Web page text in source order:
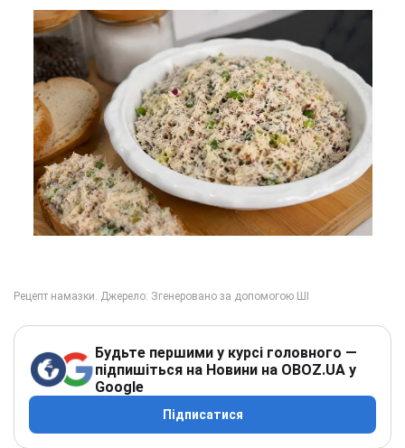
Будьте першими у курсі головного —
підпишіться на Новини на OBOZ.UA у
Google
Підписатися